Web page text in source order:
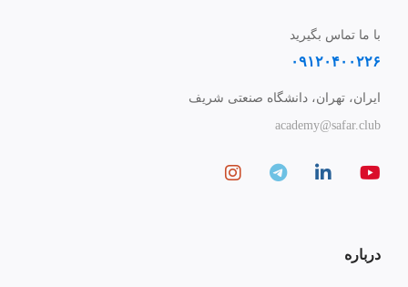
با ما تماس بگیرید
۰۹۱۲۰۴۰۰۲۲۶
ایران، تهران، دانشگاه صنعتی شریف
academy@safar.club
درباره